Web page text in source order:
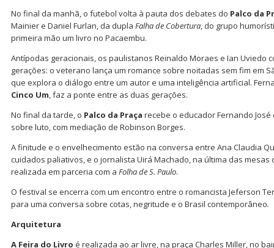
No final da manhã, o futebol volta à pauta dos debates do Palco da
Mainier e Daniel Furlan, da dupla Falha de Cobertura, do grupo
primeira mão um livro no Pacaembu.
Antípodas geracionais, os paulistanos Reinaldo Moraes e Ian Uviedo
gerações: o veterano lança um romance sobre noitadas sem fim em
que explora o diálogo entre um autor e uma inteligência artificial.
Cinco Um, faz a ponte entre as duas gerações.
No final da tarde, o Palco da Praça recebe o educador Fernando
sobre luto, com mediação de Robinson Borges.
A finitude e o envelhecimento estão na conversa entre Ana Claudia
cuidados paliativos, e o jornalista Uirá Machado, na última das mesas
realizada em parceria com a Folha de S. Paulo.
O festival se encerra com um encontro entre o romancista Jeferson
para uma conversa sobre cotas, negritude e o Brasil contemporâneo.
Arquitetura
A Feira do Livro é realizada ao ar livre, na praça Charles Miller, no